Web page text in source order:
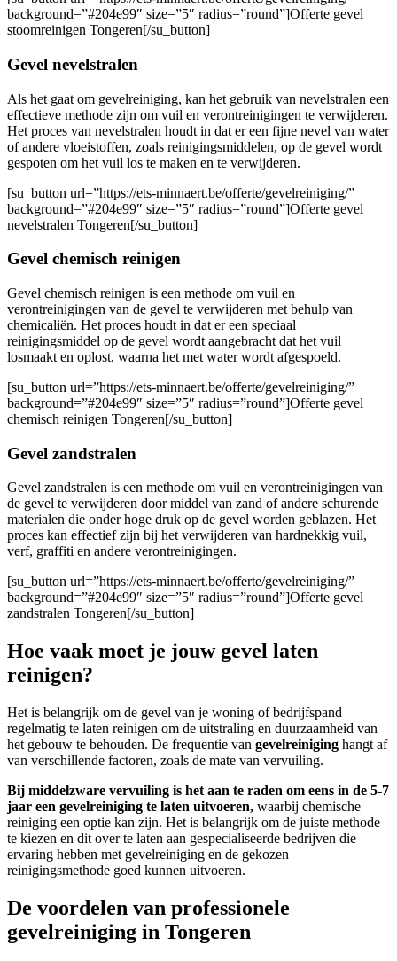
background=”#204e99″ size=”5″ radius=”round”]Offerte gevel
stoomreinigen Tongeren[/su_button]
Gevel nevelstralen
Als het gaat om gevelreiniging, kan het gebruik van nevelstralen een
effectieve methode zijn om vuil en verontreinigingen te verwijderen.
Het proces van nevelstralen houdt in dat er een fijne nevel van water
of andere vloeistoffen, zoals reinigingsmiddelen, op de gevel wordt
gespoten om het vuil los te maken en te verwijderen.
[su_button url=”https://ets-minnaert.be/offerte/gevelreiniging/”
background=”#204e99″ size=”5″ radius=”round”]Offerte gevel
nevelstralen Tongeren[/su_button]
Gevel chemisch reinigen
Gevel chemisch reinigen is een methode om vuil en
verontreinigingen van de gevel te verwijderen met behulp van
chemicaliën. Het proces houdt in dat er een speciaal
reinigingsmiddel op de gevel wordt aangebracht dat het vuil
losmaakt en oplost, waarna het met water wordt afgespoeld.
[su_button url=”https://ets-minnaert.be/offerte/gevelreiniging/”
background=”#204e99″ size=”5″ radius=”round”]Offerte gevel
chemisch reinigen Tongeren[/su_button]
Gevel zandstralen
Gevel zandstralen is een methode om vuil en verontreinigingen van
de gevel te verwijderen door middel van zand of andere schurende
materialen die onder hoge druk op de gevel worden geblazen. Het
proces kan effectief zijn bij het verwijderen van hardnekkig vuil,
verf, graffiti en andere verontreinigingen.
[su_button url=”https://ets-minnaert.be/offerte/gevelreiniging/”
background=”#204e99″ size=”5″ radius=”round”]Offerte gevel
zandstralen Tongeren[/su_button]
Hoe vaak moet je jouw gevel laten
reinigen?
Het is belangrijk om de gevel van je woning of bedrijfspand
regelmatig te laten reinigen om de uitstraling en duurzaamheid van
het gebouw te behouden. De frequentie van gevelreiniging hangt af
van verschillende factoren, zoals de mate van vervuiling.
Bij middelzware vervuiling is het aan te raden om eens in de 5-7
jaar een gevelreiniging te laten uitvoeren, waarbij chemische
reiniging een optie kan zijn. Het is belangrijk om de juiste methode
te kiezen en dit over te laten aan gespecialiseerde bedrijven die
ervaring hebben met gevelreiniging en de gekozen
reinigingsmethode goed kunnen uitvoeren.
De voordelen van professionele
gevelreiniging in Tongeren